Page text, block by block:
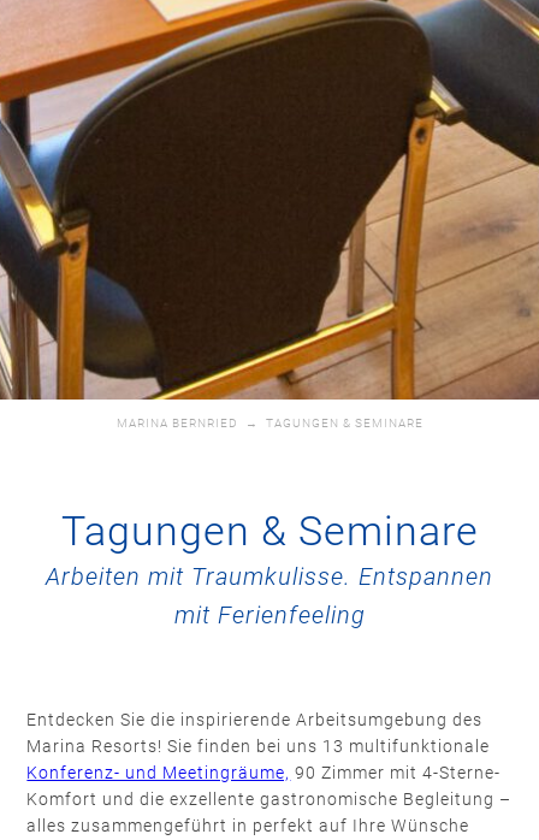
MARINA BERNRIED → TAGUNGEN & SEMINARE
Tagungen & Seminare
Arbeiten mit Traumkulisse. Entspannen
mit Ferienfeeling
Entdecken Sie die inspirierende Arbeitsumgebung des
Marina Resorts! Sie finden bei uns 13 multifunktionale
Konferenz- und Meetingräume, 90 Zimmer mit 4-Sterne-
Komfort und die exzellente gastronomische Begleitung –
alles zusammengeführt in perfekt auf Ihre Wünsche